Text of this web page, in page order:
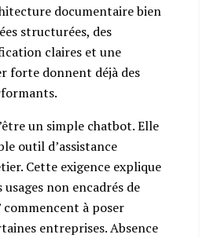
documentaire bien
structurées, des
claires et une
forte donnent déjà des
un simple chatbot. Elle
outil d’assistance
Cette exigence explique
non encadrés de
commencent à poser
entreprises. Absence